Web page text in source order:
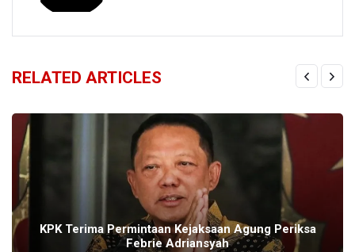
RELATED ARTICLES
KPK Terima Permintaan Kejaksaan Agung Periksa
Febrie Adriansyah